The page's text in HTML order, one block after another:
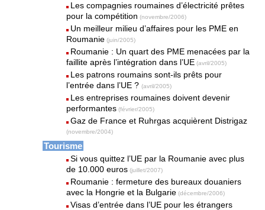
Les compagnies roumaines d’électricité prêtes
pour la compétition (novembre/2006)
Un meilleur milieu d’affaires pour les PME en
Roumanie (juin/2005)
Roumanie : Un quart des PME menacées par la
faillite après l’intégration dans l’UE (avril/2005)
Les patrons roumains sont-ils prêts pour
l’entrée dans l’UE ?(avril/2005)
Les entreprises roumaines doivent devenir
performantes (février/2005)
Gaz de France et Ruhrgas acquièrent Distrigaz
(novembre/2004)
Tourisme
Si vous quittez l’UE par la Roumanie avec plus
de 10.000 euros (juillet/2007)
Roumanie : fermeture des bureaux douaniers
avec la Hongrie et la Bulgarie (décembre/2006)
Visas d’entrée dans l’UE pour les étrangers